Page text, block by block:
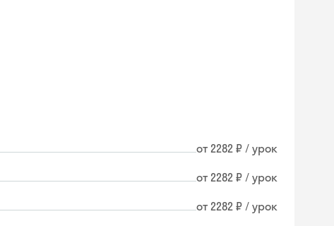
от 2282 ₽ / урок
от 2282 ₽ / урок
от 2282 ₽ / урок